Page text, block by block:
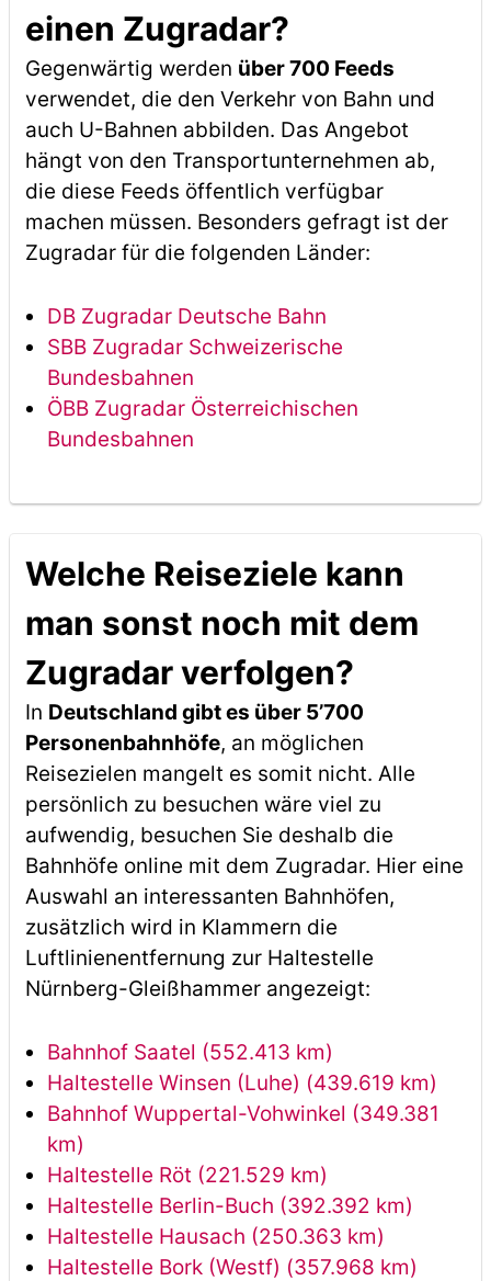
einen Zugradar?
Gegenwärtig werden über 700 Feeds
verwendet, die den Verkehr von Bahn und
auch U-Bahnen abbilden. Das Angebot
hängt von den Transportunternehmen ab,
die diese Feeds öffentlich verfügbar
machen müssen. Besonders gefragt ist der
Zugradar für die folgenden Länder:
DB Zugradar Deutsche Bahn
SBB Zugradar Schweizerische
Bundesbahnen
ÖBB Zugradar Österreichischen
Bundesbahnen
Welche Reiseziele kann
man sonst noch mit dem
Zugradar verfolgen?
In Deutschland gibt es über 5’700
Personenbahnhöfe, an möglichen
Reisezielen mangelt es somit nicht. Alle
persönlich zu besuchen wäre viel zu
aufwendig, besuchen Sie deshalb die
Bahnhöfe online mit dem Zugradar. Hier eine
Auswahl an interessanten Bahnhöfen,
zusätzlich wird in Klammern die
Luftlinienentfernung zur Haltestelle
Nürnberg-Gleißhammer angezeigt:
Bahnhof Saatel (552.413 km)
Haltestelle Winsen (Luhe) (439.619 km)
Bahnhof Wuppertal-Vohwinkel (349.381
km)
Haltestelle Röt (221.529 km)
Haltestelle Berlin-Buch (392.392 km)
Haltestelle Hausach (250.363 km)
Haltestelle Bork (Westf) (357.968 km)